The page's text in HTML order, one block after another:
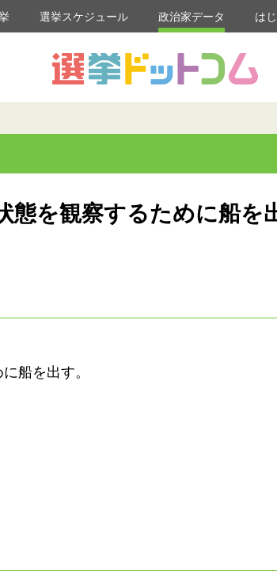
選挙スケジュール 政治家データ は
態を観察するために船を
船を出す。